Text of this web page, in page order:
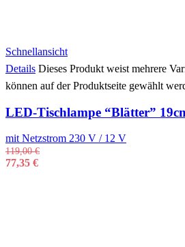
Schnellansicht
Details Dieses Produkt weist mehrere
können auf der Produktseite gewählt
LED-Tischlampe “Blätter”
mit Netzstrom 230 V / 12 V
119,00€
77,35 €